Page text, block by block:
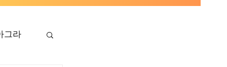
그라